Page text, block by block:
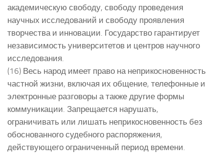
академическую свободу, свободу проведения
научных исследований и свободу проявления
творчества и инновации. Государство гарантирует
независимость университетов и центров научного
исследования.
(16) Весь народ имеет право на неприкосновенность
частной жизни, включая их общение, телефонные и
электронные разговоры а также другие формы
коммуникации. Запрещается нарушать,
ограничивать или лишать неприкосновенность без
обоснованного судебного распоряжения,
действующего ограниченный период времени.